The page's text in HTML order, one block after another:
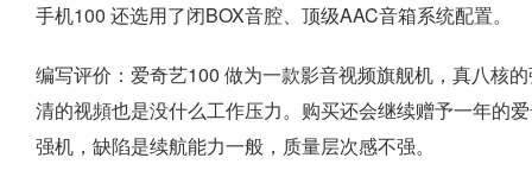
手机100 还选用了闭BOX音腔、顶级AAC音箱系统配置。
编写评价：爱奇艺100 做为一款影音视频旗舰机，真八核
清的视頻也是没什么工作压力。购买还会继续赠予一年的
强机，缺陷是续航能力一般，质量层次感不强。